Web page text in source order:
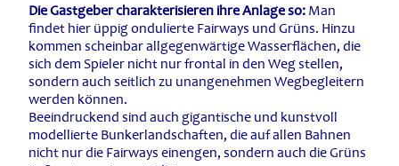
Die Gastgeber charakterisieren ihre Anlage so: Man
findet hier üppig ondulierte Fairways und Grüns. Hinzu
kommen scheinbar allgegenwärtige Wasserflächen, die
sich dem Spieler nicht nur frontal in den Weg stellen,
sondern auch seitlich zu unangenehmen Wegbegleitern
werden können.
Beeindruckend sind auch gigantische und kunstvoll
modellierte Bunkerlandschaften, die auf allen Bahnen
nicht nur die Fairways einengen, sondern auch die Grüns